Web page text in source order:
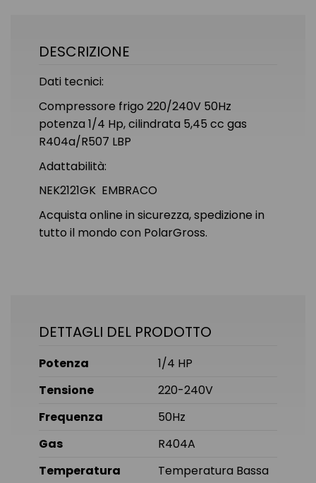
DESCRIZIONE
Dati tecnici:
Compressore frigo 220/240V 50Hz
potenza 1/4 Hp, cilindrata 5,45 cc gas
R404a/R507 LBP
Adattabilità:
NEK2121GK EMBRACO
Acquista online in sicurezza, spedizione in
tutto il mondo con PolarGross.
DETTAGLI DEL PRODOTTO
Potenza
1/4 HP
Tensione
220-240V
Frequenza
50Hz
Gas
R404A
Temperatura
Temperatura Bassa